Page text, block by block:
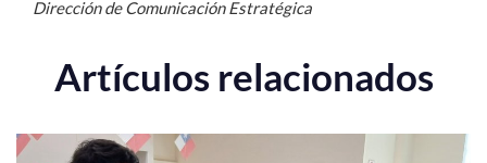
Dirección de Comunicación Estratégica
Artículos relacionados